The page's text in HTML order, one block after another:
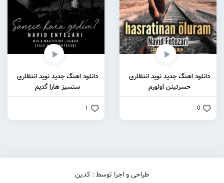
دانلود اهنگ جدید نوید انتظاری
حسرتینن اولورم
0
دانلود اهنگ جدید نوید انتظاری
سنسیز هارا گدیم
1
طراحی و اجرا توسط : کدین